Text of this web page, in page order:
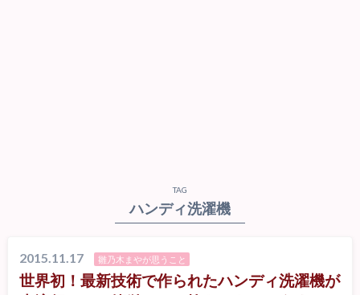
TAG
ハンディ洗濯機
2015.11.17 雛乃木まやが思うこと
世界初！最新技術で作られたハンディ洗濯機が